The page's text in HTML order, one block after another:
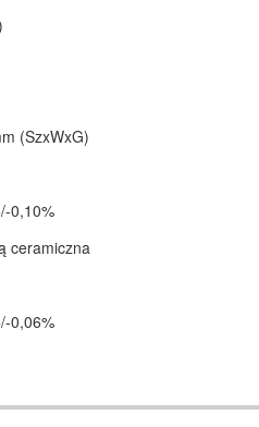
(SzxWxG)
0,10%
ceramiczna
0,06%